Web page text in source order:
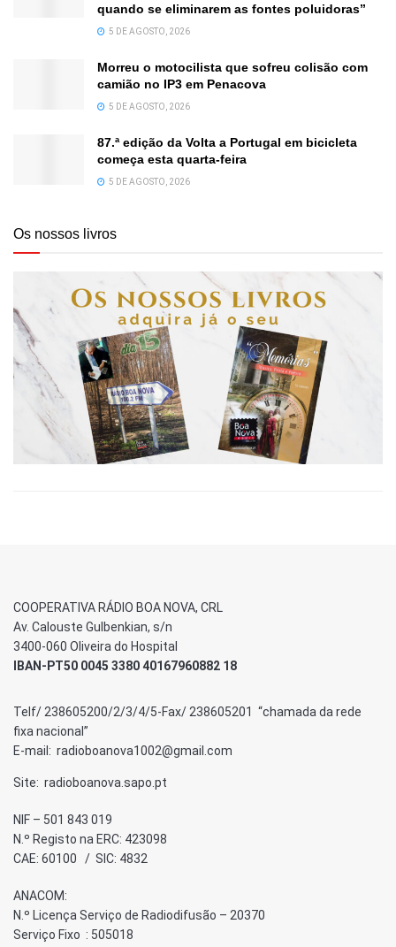
quando se eliminarem as fontes poluidoras”
5 DE AGOSTO, 2026
Morreu o motocilista que sofreu colisão com
camião no IP3 em Penacova
5 DE AGOSTO, 2026
87.ª edição da Volta a Portugal em bicicleta
começa esta quarta-feira
5 DE AGOSTO, 2026
Os nossos livros
COOPERATIVA RÁDIO BOA NOVA, CRL
Av. Calouste Gulbenkian, s/n
3400-060 Oliveira do Hospital
IBAN-PT50 0045 3380 40167960882 18
Telf/ 238605200/2/3/4/5-Fax/ 238605201 “chamada da rede
fixa nacional”
E-mail: radioboanova1002@gmail.com
Site: radioboanova.sapo.pt
NIF – 501 843 019
N.º Registo na ERC: 423098
CAE: 60100 / SIC: 4832
ANACOM:
N.º Licença Serviço de Radiodifusão – 20370
Serviço Fixo : 505018